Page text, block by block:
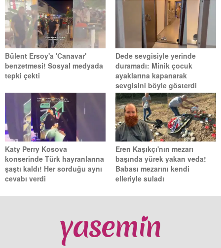
Bülent Ersoy'a 'Canavar'
benzetmesi! Sosyal medyada
tepki çekti
Dede sevgisiyle yerinde
duramadı: Minik çocuk
ayaklarına kapanarak
sevgisini böyle gösterdi
Katy Perry Kosova
konserinde Türk hayranlarına
şaştı kaldı! Her sorduğu aynı
cevabı verdi
Eren Kaşıkçı'nın mezarı
başında yürek yakan veda!
Babası mezarını kendi
elleriyle suladı